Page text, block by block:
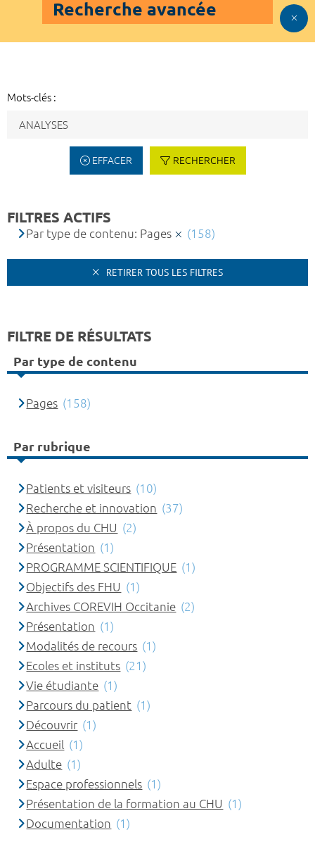
Recherche avancée
Mots-clés :
EFFACER RECHERCHER
FILTRES ACTIFS
Par type de contenu: Pages (158)
RETIRER TOUS LES FILTRES
FILTRE DE RÉSULTATS
Par type de contenu
Pages (158)
Par rubrique
Patients et visiteurs (10)
Recherche et innovation (37)
À propos du CHU (2)
Présentation (1)
PROGRAMME SCIENTIFIQUE (1)
Objectifs des FHU (1)
Archives COREVIH Occitanie (2)
Présentation (1)
Modalités de recours (1)
Ecoles et instituts (21)
Vie étudiante (1)
Parcours du patient (1)
Découvrir (1)
Accueil (1)
Adulte (1)
Espace professionnels (1)
Présentation de la formation au CHU (1)
Documentation (1)